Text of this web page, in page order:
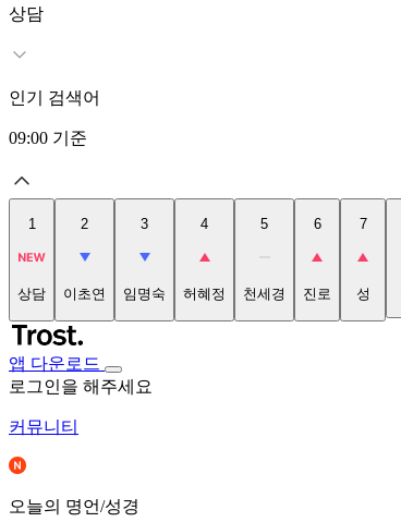
상담
인기 검색어
09:00 기준
1
상담
2
이초연
3
임명숙
4
허혜정
5
천세경
6
진로
7
성
앱 다운로드
로그인을 해주세요
커뮤니티
오늘의 명언/성경